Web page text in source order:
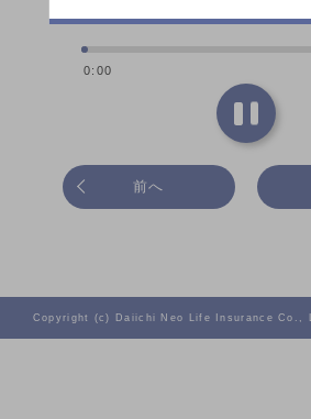
0:00
前へ
Copyright (c) Daiichi Neo Life Insurance Co.,